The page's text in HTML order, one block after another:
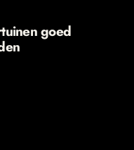
goed